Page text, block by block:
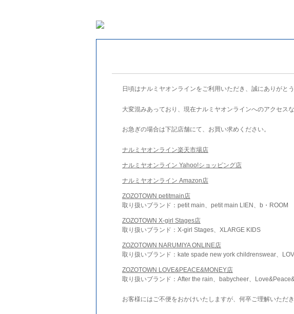
日頃はナルミヤオンラインをご利用いただき、誠にありがとう
大変混みあっており、現在ナルミヤオンラインへのアクセス
お急ぎの場合は下記店舗にて、お買い求めください。
ナルミヤオンライン楽天市場店
ナルミヤオンライン Yahoo!ショッピング店
ナルミヤオンライン Amazon店
ZOZOTOWN petitmain店
取り扱いブランド：petit main、petit main LIEN、b・ROOM
ZOZOTOWN X-girl Stages店
取り扱いブランド：X-girl Stages、XLARGE KIDS
ZOZOTOWN NARUMIYA ONLINE店
取り扱いブランド：kate spade new york childrenswear、
ZOZOTOWN LOVE&PEACE&MONEY店
取り扱いブランド：After the rain、babycheer、
お客様にはご不便をおかけいたしますが、何卒ご理解いただ